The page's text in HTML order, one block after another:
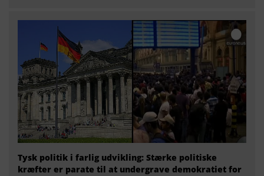
Tysk politik i farlig udvikling: Stærke politiske
kræfter er parate til at undergrave demokratiet for